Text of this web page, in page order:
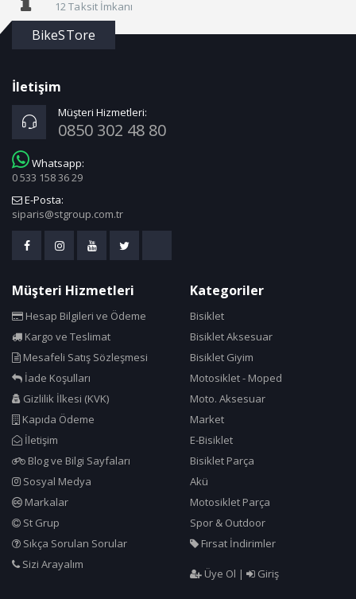
12 Taksit İmkanı
BikeSTore
İletişim
Müşteri Hizmetleri:
0850 302 48 80
Whatsapp:
0 533 158 36 29
E-Posta:
siparis@stgroup.com.tr
Müşteri Hizmetleri
Hesap Bilgileri ve Ödeme
Kargo ve Teslimat
Mesafeli Satış Sözleşmesi
İade Koşulları
Gizlilik İlkesi (KVK)
Kapıda Ödeme
İletişim
Blog ve Bilgi Sayfaları
Sosyal Medya
Markalar
St Grup
Sıkça Sorulan Sorular
Sizi Arayalım
Kategoriler
Bisiklet
Bisiklet Aksesuar
Bisiklet Giyim
Motosiklet - Moped
Moto. Aksesuar
Market
E-Bisiklet
Bisiklet Parça
Akü
Motosiklet Parça
Spor & Outdoor
Fırsat İndirimler
Üye Ol | Giriş